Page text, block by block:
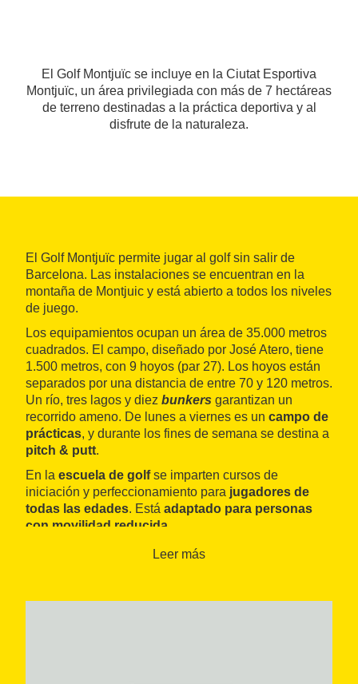
El Golf Montjuïc se incluye en la Ciutat Esportiva
Montjuïc, un área privilegiada con más de 7 hectáreas
de terreno destinadas a la práctica deportiva y al
disfrute de la naturaleza.
El Golf Montjuïc permite jugar al golf sin salir de
Barcelona. Las instalaciones se encuentran en la
montaña de Montjuic y está abierto a todos los niveles
de juego.
Los equipamientos ocupan un área de 35.000 metros
cuadrados. El campo, diseñado por José Atero, tiene
1.500 metros, con 9 hoyos (par 27). Los hoyos están
separados por una distancia de entre 70 y 120 metros.
Un río, tres lagos y diez bunkers garantizan un
recorrido ameno. De lunes a viernes es un campo de
prácticas, y durante los fines de semana se destina a
pitch & putt.
En la escuela de golfse imparten cursos de
iniciación y perfeccionamiento para jugadores de
todas las edades. Está adaptado para personas
con movilidad reducida
Las instalaciones muy completas incluyen una
El campo se encuentra perfectamenteiluminadopara
Leer más